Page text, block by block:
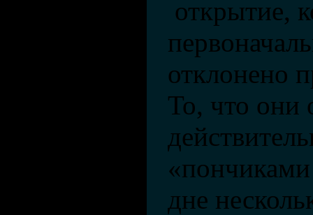
открытие,
отклонено
То, что они
«пончиками
дне